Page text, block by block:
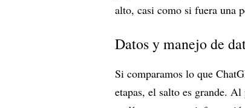
alto, casi como si fuera una
Datos y manejo de
Si comparamos lo que
etapas, el salto es grande.